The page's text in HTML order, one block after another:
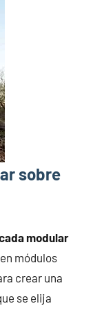
sobre
modular
módulos
crear una
se elija